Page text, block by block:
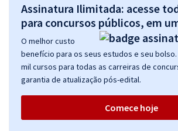
Assinatura Ilimitada: acesse
para concursos públicos, em
O melhor custo
benefício para os seus estudos e seu bolso.
mil cursos para todas as carreiras de
garantia de atualização pós-edital.
Comece hoje